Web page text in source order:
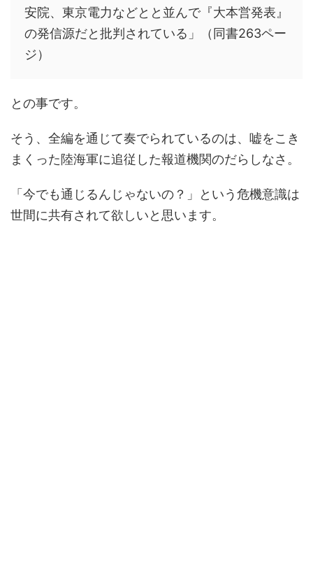
安院、東京電力などとと並んで『大本営発表』
の発信源だと批判されている」（同書263ペー
ジ）
との事です。
そう、全編を通じて奏でられているのは、嘘をこき
まくった陸海軍に追従した報道機関のだらしなさ。
「今でも通じるんじゃないの？」という危機意識は
世間に共有されて欲しいと思います。